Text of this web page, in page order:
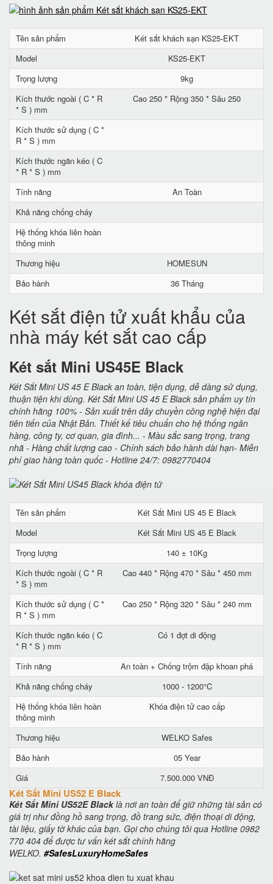
Tên sản phẩm
Két sắt khách sạn KS25-EKT
Model
KS25-EKT
Trọng lượng
9kg
Kích thước ngoài ( C * R
* S ) mm
Cao 250 * Rộng 350 * Sâu 250
Kích thước sử dụng ( C *
R * S ) mm
Kích thước ngăn kéo ( C
* R * S ) mm
Tính năng
An Toàn
Khả năng chống cháy
Hệ thống khóa liên hoàn
thông minh
Thương hiệu
HOMESUN
Bảo hành
36 Tháng
Két sắt điện tử xuất khẩu của
nhà máy két sắt cao cấp
Két sắt Mini US45E Black
Két Sắt Mini US 45 E Black an toàn, tiện dụng, dễ dàng sử dụng,
thuận tiện khi dùng. Két Sắt Mini US 45 E Black sản phẩm uy tín
chính hãng 100% - Sản xuất trên dây chuyền công nghệ hiện đại
tiên tiến của Nhật Bản. Thiết kế tiêu chuẩn cho hệ thống ngân
hàng, công ty, cơ quan, gia đình... - Màu sắc sang trọng, trang
nhã - Hàng chất lượng cao - Chính sách bảo hành dài hạn- Miễn
phí giao hàng toàn quốc - Hotline 24/7: 0982770404
Tên sản phẩm
Két Sắt Mini US 45 E Black
Model
Két Sắt Mini US 45 E Black
Trọng lượng
140 ± 10Kg
Kích thước ngoài ( C * R
* S ) mm
Cao 440 * Rộng 470 * Sâu * 450 mm
Kích thước sử dụng ( C *
R * S ) mm
Cao 250 * Rộng 320 * Sâu * 240 mm
Kích thước ngăn kéo ( C
* R * S ) mm
Có 1 đợt di động
Tính năng
An toàn + Chống trộm đập khoan phá
Khả năng chống cháy
1000 - 1200°C
Hệ thống khóa liên hoàn
thông minh
Khóa điện tử cao cấp
Thương hiệu
WELKO Safes
Bảo hành
05 Year
Giá
7.500.000 VNĐ
Két Sắt Mini US52 E Black
Két Sắt Mini US52E Blacklà nơi an toàn để giữ những tài sản có
giá trị như đồng hồ sang trọng, đồ trang sức, điện thoại di động,
tài liệu, giấy tờ khác của bạn. Gọi cho chúng tôi qua Hotline 0982
770 404 để được tư vấn két sắt chính hãng
WELKO. #SafesLuxuryHomeSafes